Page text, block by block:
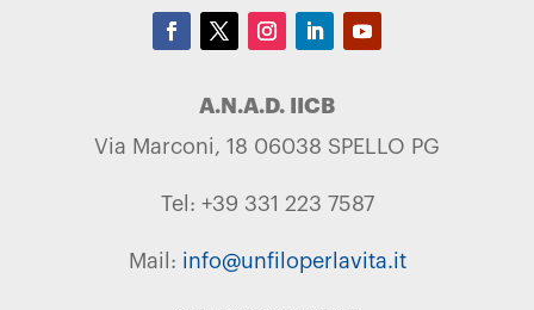
A.N.A.D. IICB
Via Marconi, 18 06038 SPELLO PG
Tel: +39 331 223 7587
Mail: info@unfiloperlavita.it